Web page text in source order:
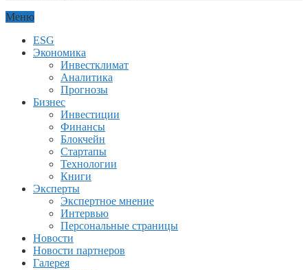
Меню
ESG
Экономика
Инвестклимат
Аналитика
Прогнозы
Бизнес
Инвестиции
Финансы
Блокчейн
Стартапы
Технологии
Книги
Эксперты
Экспертное мнение
Интервью
Персональные страницы
Новости
Новости партнеров
Галерея